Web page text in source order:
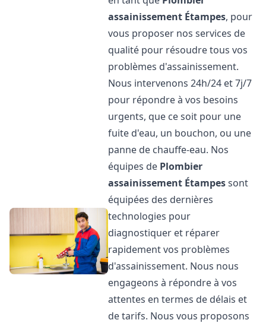
assainissement Étampes, pour
vous proposer nos services de
qualité pour résoudre tous vos
problèmes d'assainissement.
Nous intervenons 24h/24 et 7j/7
pour répondre à vos besoins
urgents, que ce soit pour une
fuite d'eau, un bouchon, ou une
panne de chauffe-eau. Nos
équipes de Plombier
assainissement Étampessont
équipées des dernières
technologies pour
diagnostiquer et réparer
rapidement vos problèmes
d'assainissement. Nous nous
engageons à répondre à vos
attentes en termes de délais et
de tarifs. Nous vous proposons